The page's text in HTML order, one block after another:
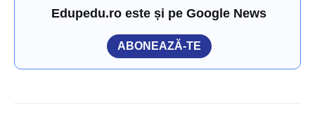
Edupedu.ro este și pe Google News
ABONEAZĂ-TE